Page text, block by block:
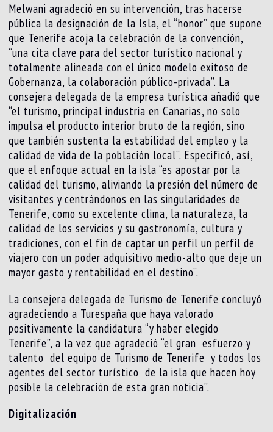
Melwani agradeció en su intervención, tras hacerse
pública la designación de la Isla, el “honor” que supone
que Tenerife acoja la celebración de la convención,
“una cita clave para del sector turístico nacional y
totalmente alineada con el único modelo exitoso de
Gobernanza, la colaboración público-privada”. La
consejera delegada de la empresa turística añadió que
“el turismo, principal industria en Canarias, no solo
impulsa el producto interior bruto de la región, sino
que también sustenta la estabilidad del empleo y la
calidad de vida de la población local”. Especificó, así,
que el enfoque actual en la isla “es apostar por la
calidad del turismo, aliviando la presión del número de
visitantes y centrándonos en las singularidades de
Tenerife, como su excelente clima, la naturaleza, la
calidad de los servicios y su gastronomía, cultura y
tradiciones, con el fin de captar un perfil un perfil de
viajero con un poder adquisitivo medio-alto que deje un
mayor gasto y rentabilidad en el destino”.
La consejera delegada de Turismo de Tenerife concluyó
agradeciendo a Turespaña que haya valorado
positivamente la candidatura “y haber elegido
Tenerife”, a la vez que agradeció “el gran esfuerzo y
talento del equipo de Turismo de Tenerife y todos los
agentes del sector turístico de la isla que hacen hoy
posible la celebración de esta gran noticia”.
Digitalización